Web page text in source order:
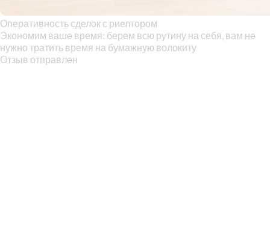
Оперативность сделок с риелтором
Экономим ваше время: берем всю рутину на себя, вам не
нужно тратить время на бумажную волокиту
Отзыв отправлен